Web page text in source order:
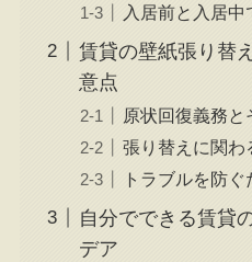
入居前と入居
賃貸の壁紙張り替
意点
原状回復義務と
張り替えに関わ
トラブルを防
自分でできる賃貸
デア